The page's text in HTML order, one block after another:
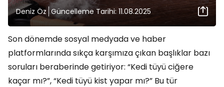
Deniz Öz Güncelleme Tarihi: 11.08.2025
Son dönemde sosyal medyada ve haber
platformlarında sıkça karşımıza çıkan başlıklar bazı
soruları beraberinde getiriyor: “Kedi tüyü ciğere
kaçar mı?”, “Kedi tüyü kist yapar mı?” Bu tür